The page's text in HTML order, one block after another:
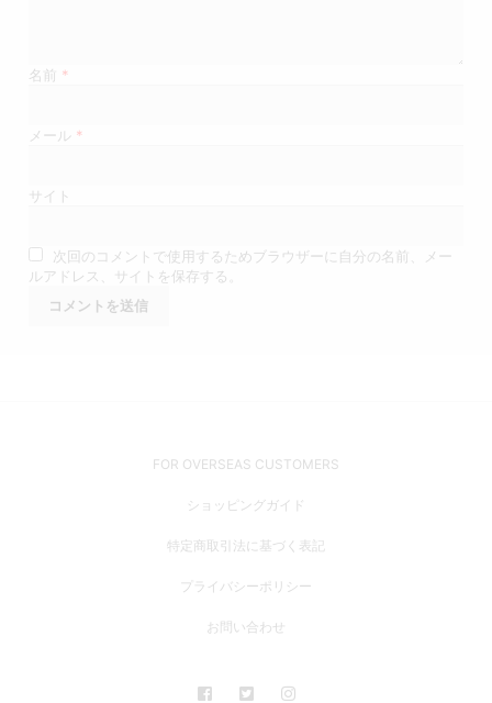
名前 *
メール *
サイト
次回のコメントで使用するためブラウザーに自分の名前、メー
ルアドレス、サイトを保存する。
FOR OVERSEAS CUSTOMERS
ショッピングガイド
特定商取引法に基づく表記
プライバシーポリシー
お問い合わせ